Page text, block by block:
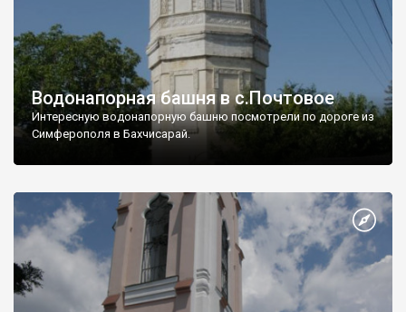
Водонапорная башня в с.Почтовое
Интересную водонапорную башню посмотрели по дороге из
Симферополя в Бахчисарай.